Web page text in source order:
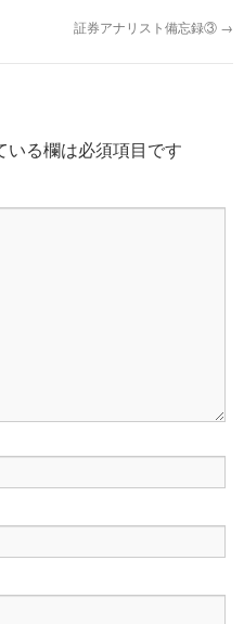
証券アナリスト備忘録③ →
いる欄は必須項目です